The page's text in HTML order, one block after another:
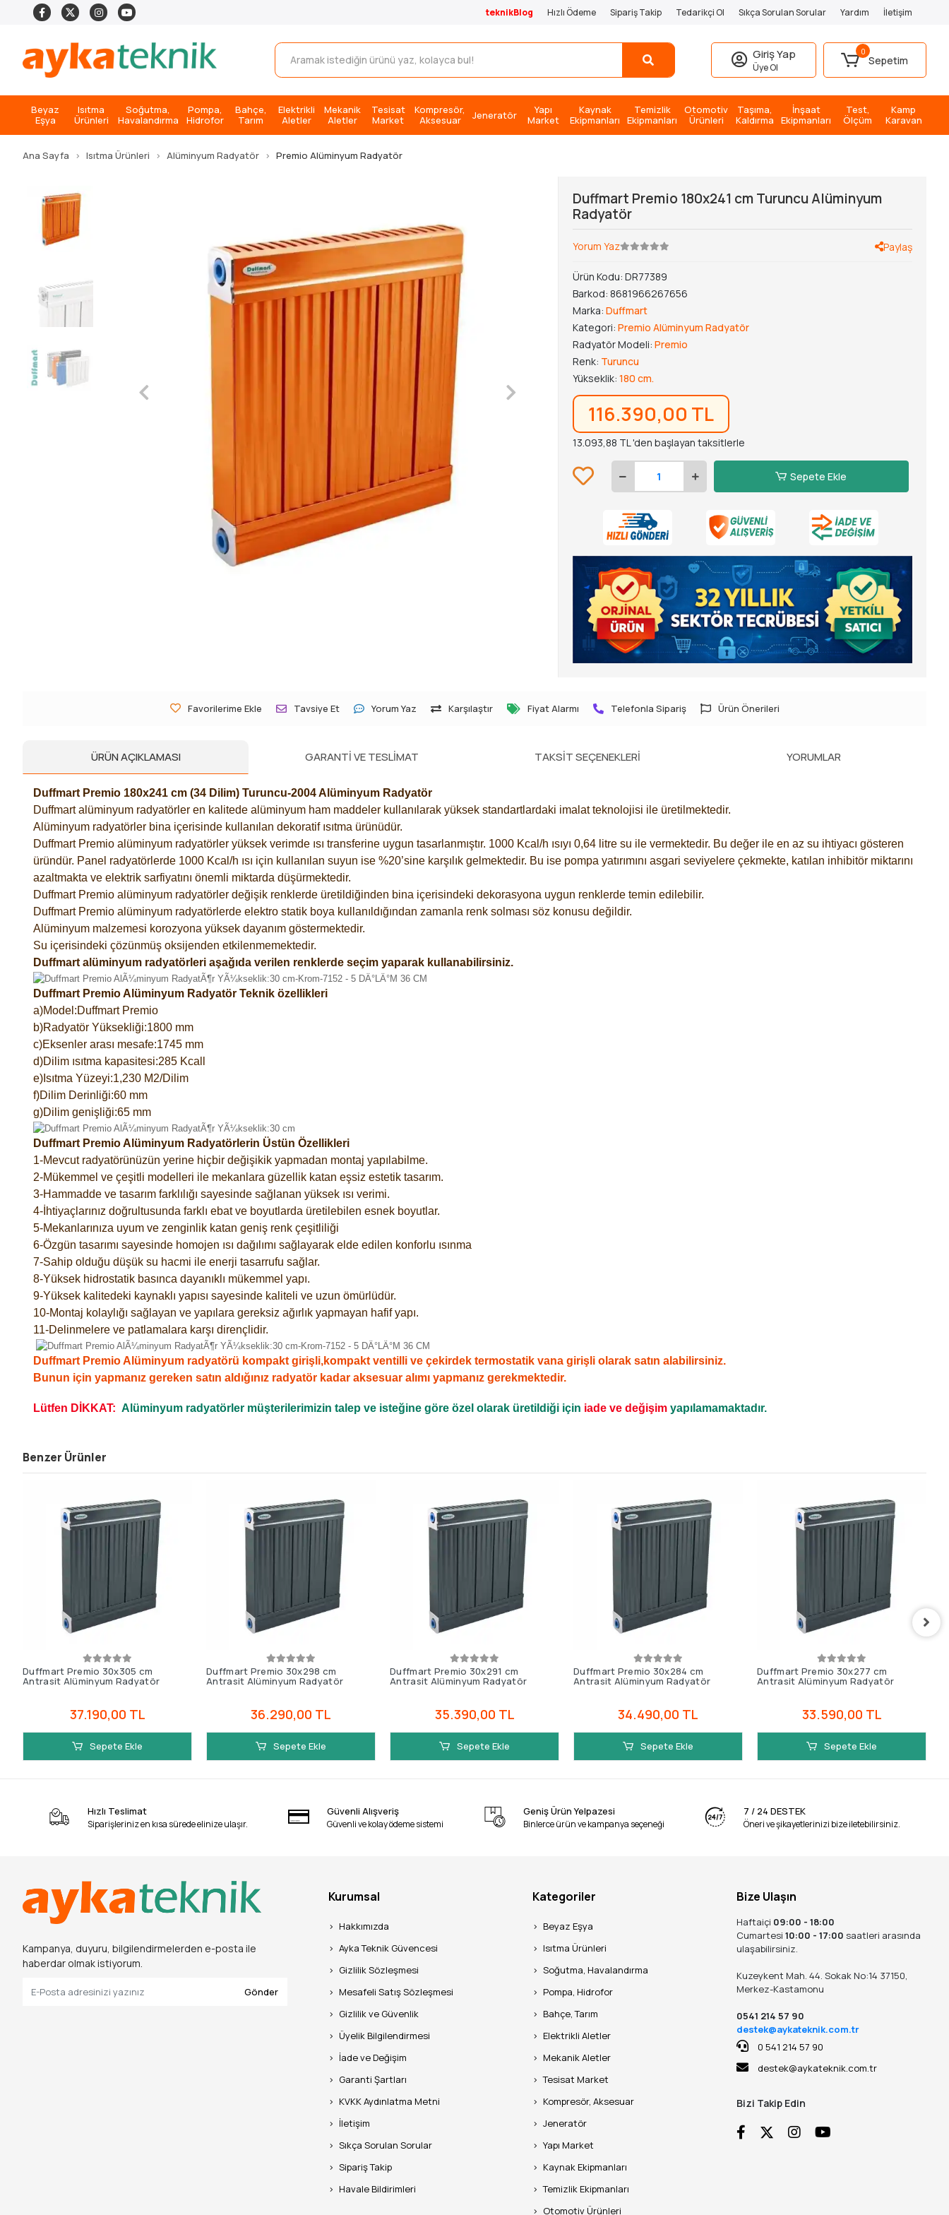
teknikBlog Hızlı Ödeme Sipariş Takip Tedarikçi Ol Sıkça Sorulan Sorular Yardım İletişim
Giriş Yap
Üye Ol
0
Sepetim
Beyaz
Eşya
Isıtma
Ürünleri
Soğutma,
Havalandırma
Pompa,
Hidrofor
Bahçe,
Tarım
Elektrikli
Aletler
Mekanik
Aletler
Tesisat
Market
Kompresör,
Aksesuar
Jeneratör
Yapı
Market
Kaynak
Ekipmanları
Temizlik
Ekipmanları
Otomotiv
Ürünleri
Taşıma,
Kaldırma
İnşaat
Ekipmanları
Test,
Ölçüm
Kamp
Karavan
Ana Sayfa Isıtma Ürünleri Alüminyum Radyatör Premio Alüminyum Radyatör
Duffmart Premio 180x241 cm Turuncu Alüminyum
Radyatör
Yorum Yaz Paylaş
Ürün Kodu:DR77389
Barkod: 8681966267656
Marka:Duffmart
Kategori:Premio Alüminyum Radyatör
Radyatör Modeli:Premio
Renk: Turuncu
Yükseklik:180 cm.
116.390,00 TL
13.093,88 TL 'den başlayan taksitlerle
Sepete Ekle
Favorilerime Ekle Tavsiye Et Yorum Yaz Karşılaştır Fiyat Alarmı Telefonla Sipariş Ürün Önerileri
ÜRÜN AÇIKLAMASI GARANTI VE TESLIMAT TAKSIT SEÇENEKLERI YORUMLAR
Duffmart Premio 180x241 cm (34 Dilim) Turuncu-2004 Alüminyum Radyatör
Duffmart alüminyum radyatörler en kalitede alüminyum ham maddeler kullanılarak yüksek standartlardaki imalat teknolojisi ile üretilmektedir.
Alüminyum radyatörler bina içerisinde kullanılan dekoratif ısıtma ürünüdür.
Duffmart Premio alüminyum radyatörler yüksek verimde ısı transferine uygun tasarlanmıştır. 1000 Kcal/h ısıyı 0,64 litre su ile vermektedir. Bu değer ile en az su ihtiyacı gösteren
üründür. Panel radyatörlerde 1000 Kcal/h ısı için kullanılan suyun ise %20’sine karşılık gelmektedir. Bu ise pompa yatırımını asgari seviyelere çekmekte, katılan inhibitör miktarını
azaltmakta ve elektrik sarfiyatını önemli miktarda düşürmektedir.
Duffmart Premio alüminyum radyatörler değişik renklerde üretildiğinden bina içerisindeki dekorasyona uygun renklerde temin edilebilir.
Duffmart Premio alüminyum radyatörlerde elektro statik boya kullanıldığından zamanla renk solması söz konusu değildir.
Alüminyum malzemesi korozyona yüksek dayanım göstermektedir.
Su içerisindeki çözünmüş oksijenden etkilenmemektedir.
Duffmart alüminyum radyatörleri aşağıda verilen renklerde seçim yaparak kullanabilirsiniz.
Duffmart Premio Alüminyum Radyatör Teknik özellikleri
a)Model:Duffmart Premio
b)Radyatör Yüksekliği:1800 mm
c)Eksenler arası mesafe:1745 mm
d)Dilim ısıtma kapasitesi:285 Kcall
e)Isıtma Yüzeyi:1,230 M2/Dilim
f)Dilim Derinliği:60 mm
g)Dilim genişliği:65 mm
Duffmart Premio Alüminyum Radyatörlerin Üstün Özellikleri
1-Mevcut radyatörünüzün yerine hiçbir değişikik yapmadan montaj yapılabilme.
2-Mükemmel ve çeşitli modelleri ile mekanlara güzellik katan eşsiz estetik tasarım.
3-Hammadde ve tasarım farklılığı sayesinde sağlanan yüksek ısı verimi.
4-İhtiyaçlarınız doğrultusunda farklı ebat ve boyutlarda üretilebilen esnek boyutlar.
5-Mekanlarınıza uyum ve zenginlik katan geniş renk çeşitliliği
6-Özgün tasarımı sayesinde homojen ısı dağılımı sağlayarak elde edilen konforlu ısınma
7-Sahip olduğu düşük su hacmi ile enerji tasarrufu sağlar.
8-Yüksek hidrostatik basınca dayanıklı mükemmel yapı.
9-Yüksek kalitedeki kaynaklı yapısı sayesinde kaliteli ve uzun ömürlüdür.
10-Montaj kolaylığı sağlayan ve yapılara gereksiz ağırlık yapmayan hafif yapı.
11-Delinmelere ve patlamalara karşı dirençlidir.
Duffmart Premio Alüminyum radyatörü kompakt girişli,kompakt ventilli ve çekirdek termostatik vana girişli olarak satın alabilirsiniz.
Bunun için yapmanız gereken satın aldığınız radyatör kadar aksesuar alımı yapmanız gerekmektedir.
Lütfen DİKKAT: Alüminyum radyatörler müşterilerimizin talep ve isteğine göre özel olarak üretildiği için iade ve değişim yapılamamaktadır.
Benzer Ürünler
Duffmart Premio 30x305 cm
Antrasit Alüminyum Radyatör
37.190,00 TL
Sepete Ekle
Duffmart Premio 30x298 cm
Antrasit Alüminyum Radyatör
36.290,00 TL
Sepete Ekle
Duffmart Premio 30x291 cm
Antrasit Alüminyum Radyatör
35.390,00 TL
Sepete Ekle
Duffmart Premio 30x284 cm
Antrasit Alüminyum Radyatör
34.490,00 TL
Sepete Ekle
Duffmart Premio 30x277 cm
Antrasit Alüminyum Radyatör
33.590,00 TL
Sepete Ekle
Hızlı Teslimat
Siparişleriniz en kısa sürede elinize ulaşır.
Güvenli Alışveriş
Güvenli ve kolay ödeme sistemi
Geniş Ürün Yelpazesi
Binlerce ürün ve kampanya seçeneği
7 / 24 DESTEK
Öneri ve şikayetlerinizi bize iletebilirsiniz.
Kampanya, duyuru, bilgilendirmelerden e-posta ile
haberdar olmak istiyorum.
Gönder
Kurumsal
Hakkımızda
Ayka Teknik Güvencesi
Gizlilik Sözleşmesi
Mesafeli Satış Sözleşmesi
Gizlilik ve Güvenlik
Üyelik Bilgilendirmesi
İade ve Değişim
Garanti Şartları
KVKK Aydınlatma Metni
İletişim
Sıkça Sorulan Sorular
Sipariş Takip
Havale Bildirimleri
Kategoriler
Beyaz Eşya
Isıtma Ürünleri
Soğutma, Havalandırma
Pompa, Hidrofor
Bahçe, Tarım
Elektrikli Aletler
Mekanik Aletler
Tesisat Market
Kompresör, Aksesuar
Jeneratör
Yapı Market
Kaynak Ekipmanları
Temizlik Ekipmanları
Otomotiv Ürünleri
Bize Ulaşın
Haftaiçi 09:00 - 18:00
Cumartesi10:00 - 17:00 saatleri arasında
ulaşabilirsiniz.
Kuzeykent Mah. 44. Sokak No:14 37150,
Merkez-Kastamonu
0541 214 57 90
destek@aykateknik.com.tr
0 541 214 57 90
destek@aykateknik.com.tr
Bizi Takip Edin